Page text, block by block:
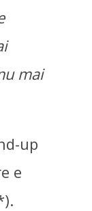
mai
up
e